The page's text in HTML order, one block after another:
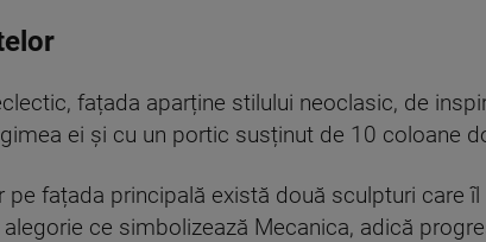
fațada aparține stilului neoclasic, de
ei și cu un portic susținut de 10 coloane
fațada principală există două sculpturi care îl
ce simbolizează Mecanica, adică